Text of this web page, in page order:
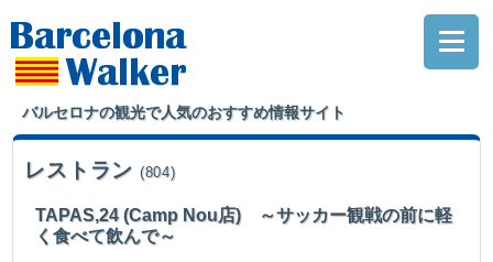
バルセロナの観光で人気のおすすめ情報サイト
レストラン (804)
TAPAS,24 (Camp Nou店) ～サッカー観戦の前に軽
く食べて飲んで～